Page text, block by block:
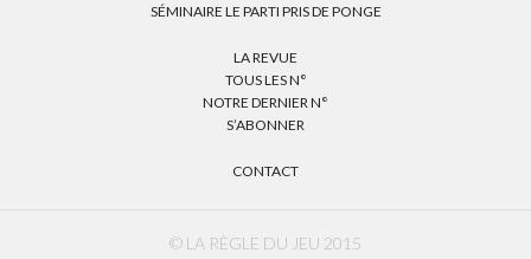
SÉMINAIRE LE PARTI PRIS DE PONGE
LA REVUE
TOUS LES N°
NOTRE DERNIER N°
S’ABONNER
CONTACT
© LA RÈGLE DU JEU 2015